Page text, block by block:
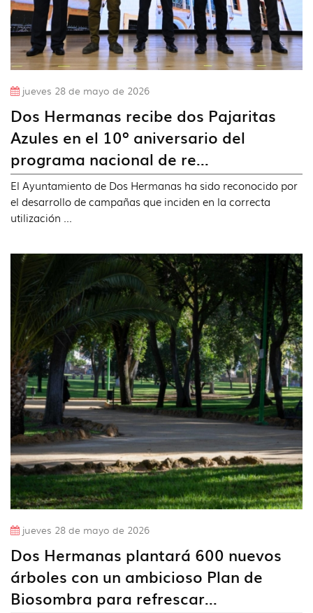
jueves 28 de mayo de 2026
Dos Hermanas recibe dos Pajaritas
Azules en el 10º aniversario del
programa nacional de re...
El Ayuntamiento de Dos Hermanas ha sido reconocido por
el desarrollo de campañas que inciden en la correcta
utilización ...
jueves 28 de mayo de 2026
Dos Hermanas plantará 600 nuevos
árboles con un ambicioso Plan de
Biosombra para refrescar...